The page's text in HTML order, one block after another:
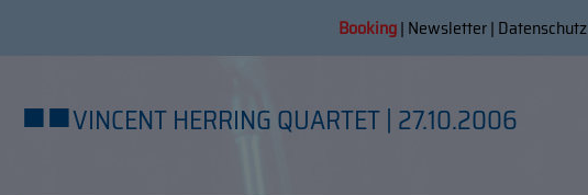
Booking| Newsletter| Datenschutz
■■VINCENT HERRING QUARTET | 27.10.2006